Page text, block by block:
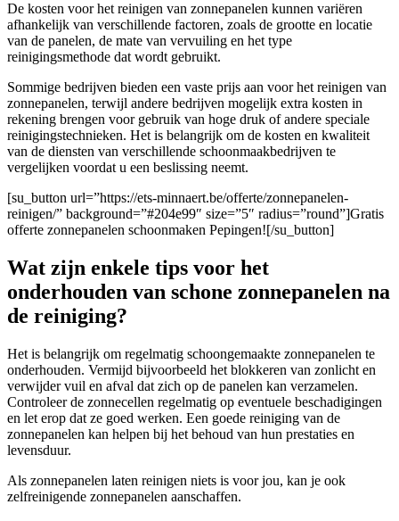
De kosten voor het reinigen van zonnepanelen kunnen variëren
afhankelijk van verschillende factoren, zoals de grootte en locatie
van de panelen, de mate van vervuiling en het type
reinigingsmethode dat wordt gebruikt.
Sommige bedrijven bieden een vaste prijs aan voor het reinigen van
zonnepanelen, terwijl andere bedrijven mogelijk extra kosten in
rekening brengen voor gebruik van hoge druk of andere speciale
reinigingstechnieken. Het is belangrijk om de kosten en kwaliteit
van de diensten van verschillende schoonmaakbedrijven te
vergelijken voordat u een beslissing neemt.
[su_button url=”https://ets-minnaert.be/offerte/zonnepanelen-
reinigen/” background=”#204e99″ size=”5″ radius=”round”]Gratis
offerte zonnepanelen schoonmaken Pepingen![/su_button]
Wat zijn enkele tips voor het
onderhouden van schone zonnepanelen na
de reiniging?
Het is belangrijk om regelmatig schoongemaakte zonnepanelen te
onderhouden. Vermijd bijvoorbeeld het blokkeren van zonlicht en
verwijder vuil en afval dat zich op de panelen kan verzamelen.
Controleer de zonnecellen regelmatig op eventuele beschadigingen
en let erop dat ze goed werken. Een goede reiniging van de
zonnepanelen kan helpen bij het behoud van hun prestaties en
levensduur.
Als zonnepanelen laten reinigen niets is voor jou, kan je ook
zelfreinigende zonnepanelen aanschaffen.